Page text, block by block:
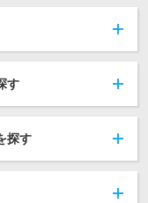
す
探す